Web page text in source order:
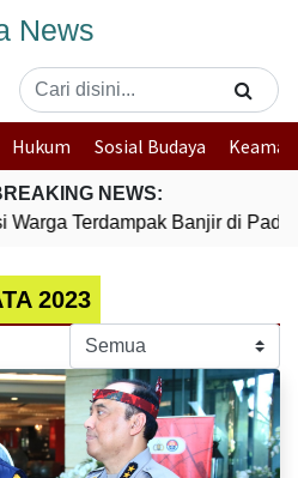
Hukum Sosial Budaya
NEWS:
Terdampak Banjir di
2023